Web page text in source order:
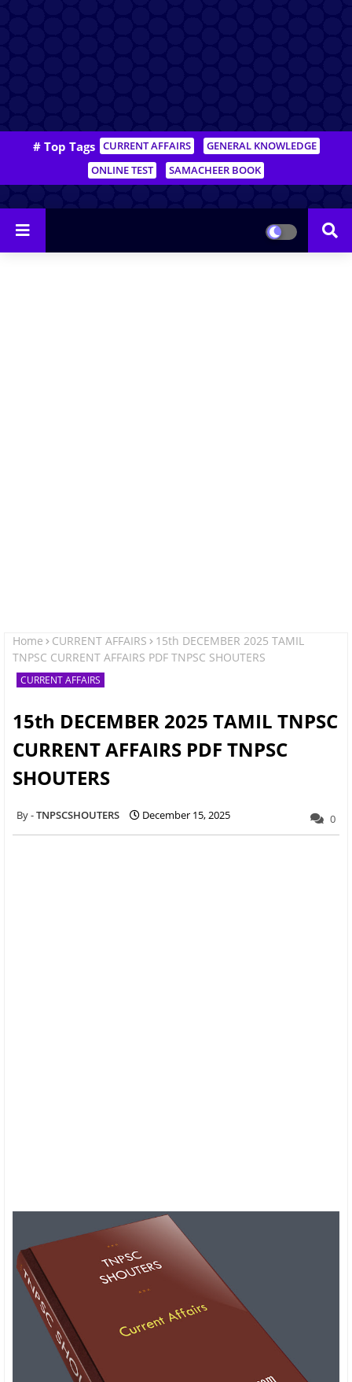
# Top Tags CURRENT AFFAIRS
GENERAL KNOWLEDGE
ONLINE TEST
SAMACHEER BOOK
Home CURRENT AFFAIRS
15th DECEMBER 2025 TAMIL
TNPSC CURRENT AFFAIRS PDF TNPSC SHOUTERS
CURRENT AFFAIRS
15th DECEMBER 2025 TAMIL TNPSC
CURRENT AFFAIRS PDF TNPSC
SHOUTERS
TNPSCSHOUTERS December 15, 2025 0